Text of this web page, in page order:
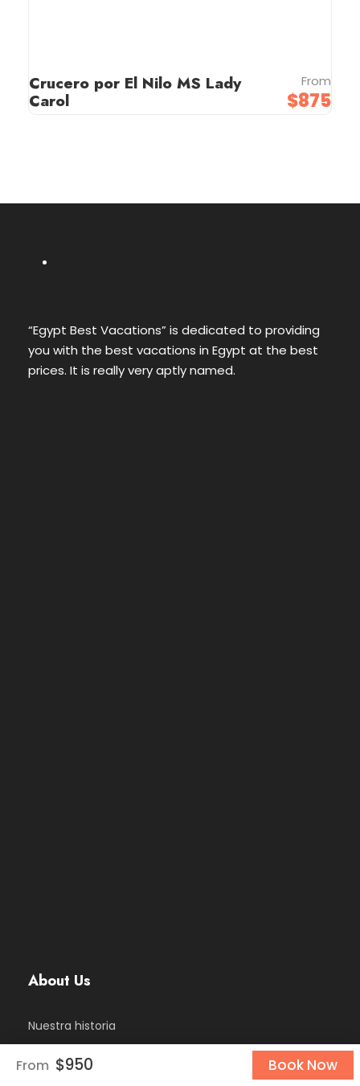
Crucero por El Nilo MS Lady
Carol
From
$875
From $950 Book Now
“Egypt Best Vacations” is dedicated to providing
you with the best vacations in Egypt at the best
prices. It is really very aptly named.
About Us
Nuestra historia
Travel Blog & Tips